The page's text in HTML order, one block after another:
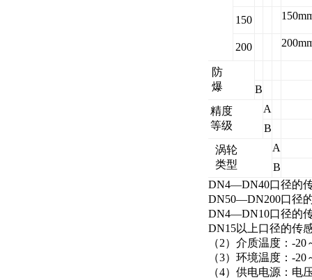
150
200
防
爆
B
精度
等级
A
B
涡轮
类型
A
B
DN4—DN40口径的
DN50—DN200口径
DN4—DN10口径的
DN15以上口径的传
（2）介质温度： -20
（3）环境温度 ：-
（4）供电电源： 电